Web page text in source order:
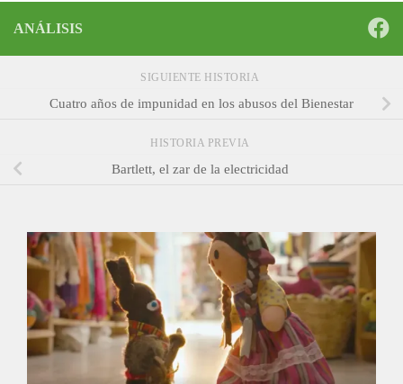
ANÁLISIS
SIGUIENTE HISTORIA
Cuatro años de impunidad en los abusos del Bienestar
HISTORIA PREVIA
Bartlett, el zar de la electricidad